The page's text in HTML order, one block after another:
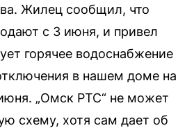
Жилец сообщил, что
с 3 июня, и привел
горячее водоснабжение
в нашем доме на
„Омск РТС“ не может
схему, хотя сам дает об